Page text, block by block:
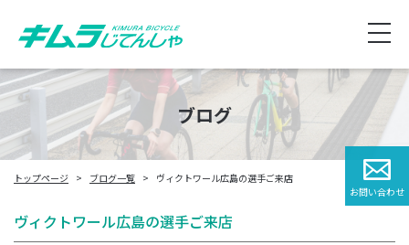
ブログ
トップページ ブログ一覧 ヴィクトワール広島の選手ご来店
ヴィクトワール広島の選手ご来店
お問い合わせ